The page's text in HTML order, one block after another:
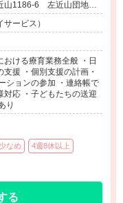
山1186-6 左近山団地7-
ービス）
ける療育業務全般 ・日
援 ・個別支援の計画・
ションの参加 ・連絡帳で
対応 ・子どもたちの送迎
り
なめ 4週8休以上
る